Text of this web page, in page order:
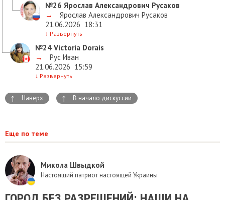
№26 Ярослав Александрович Русаков
→
Ярослав Александрович Русаков
21.06.2026 18:31
↓ Развернуть
№24 Victoria Dorais
→
Рус Иван
21.06.2026 15:59
↓ Развернуть
↑ Наверх ↑ В начало дискуссии
Еще по теме
Микола Швыдкой
Настоящий патриот настоящей Украины